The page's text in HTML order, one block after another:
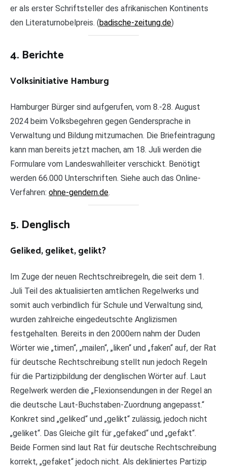
er als erster Schriftsteller des afrikanischen Kontinents
den Literaturnobelpreis. (badische-zeitung.de)
4. Berichte
Volksinitiative Hamburg
Hamburger Bürger sind aufgerufen, vom 8.-28. August
2024 beim Volksbegehren gegen Gendersprache in
Verwaltung und Bildung mitzumachen. Die Briefeintragung
kann man bereits jetzt machen, am 18. Juli werden die
Formulare vom Landeswahlleiter verschickt. Benötigt
werden 66.000 Unterschriften. Siehe auch das Online-
Verfahren: ohne-gendern.de.
5. Denglisch
Geliked, geliket, gelikt?
Im Zuge der neuen Rechtschreibregeln, die seit dem 1.
Juli Teil des aktualisierten amtlichen Regelwerks und
somit auch verbindlich für Schule und Verwaltung sind,
wurden zahlreiche eingedeutschte Anglizismen
festgehalten. Bereits in den 2000ern nahm der Duden
Wörter wie „timen“, „mailen“, „liken“ und „faken“ auf, der Rat
für deutsche Rechtschreibung stellt nun jedoch Regeln
für die Partizipbildung der denglischen Wörter auf. Laut
Regelwerk werden die „Flexionsendungen in der Regel an
die deutsche Laut-Buchstaben-Zuordnung angepasst.“
Konkret sind „geliked“ und „gelikt“ zulässig, jedoch nicht
„geliket“. Das Gleiche gilt für „gefaked“ und „gefakt“.
Beide Formen sind laut Rat für deutsche Rechtschreibung
korrekt, „gefaket“ jedoch nicht. Als dekliniertes Partizip